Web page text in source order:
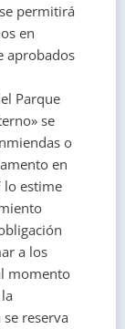
permitirá
en
aprobados
Parque
se
o
en
lo estime
a los
momento
reserva